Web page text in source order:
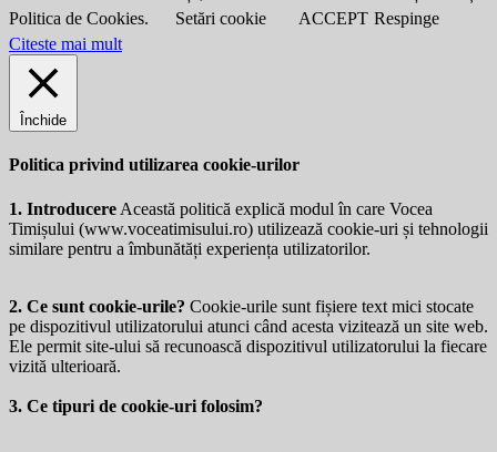
Politica de Cookies.
Setări cookie ACCEPT Respinge
Citeste mai mult
Închide
Politica privind utilizarea cookie-urilor
1. Introducere Această politică explică modul în care Vocea
Timișului (www.voceatimisului.ro) utilizează cookie-uri și tehnologii
similare pentru a îmbunătăți experiența utilizatorilor.
2. Ce sunt cookie-urile? Cookie-urile sunt fișiere text mici stocate
pe dispozitivul utilizatorului atunci când acesta vizitează un site web.
Ele permit site-ului să recunoască dispozitivul utilizatorului la fiecare
vizită ulterioară.
3. Ce tipuri de cookie-uri folosim?